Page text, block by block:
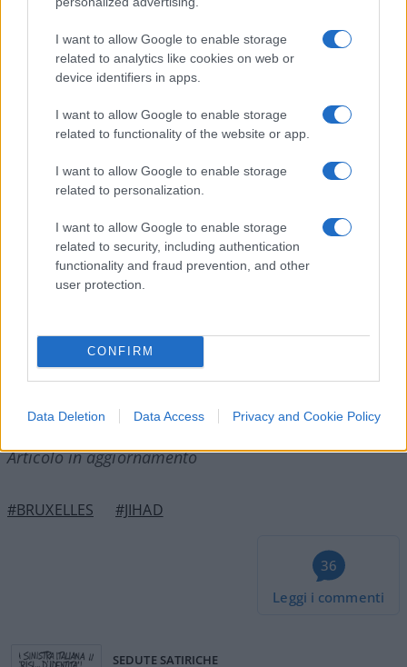
I want to allow Google to enable storage
related to analytics like cookies on web or
device identifiers in apps.
I want to allow Google to enable storage
related to functionality of the website or app.
I want to allow Google to enable storage
related to personalization.
I want to allow Google to enable storage
related to security, including authentication
functionality and fraud prevention, and other
user protection.
CONFIRM
Data Deletion Data Access Privacy and Cookie Policy
Signore, Gloria a Lui, in cambio Dio lo benedica e
concedigli la pace”. Già condannato dalla Tunisia
nessuno. Ma gli interrogativi sulla sua azione
restano numerosi. Tra i moventi sia la situazione
in Israele (tanti sui social i suoi messaggi contro
Tel Aviv, a difesa di Gaza e delle azioni criminali di
Hamas) ma forse anche le numerose polemiche in
Svezia dovute ai roghi del Corano.
Intanto altre due persone sarebbero ricercate
Articolo in aggiornamento
#BRUXELLES #JIHAD
36
Leggi i commenti
SEDUTE SATIRICHE